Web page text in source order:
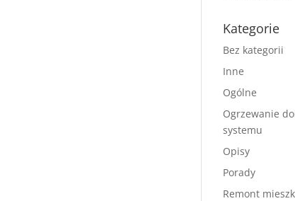
Kategorie
Bez kategorii
Inne
Ogólne
Ogrzewanie
systemu
Opisy
Porady
Remont